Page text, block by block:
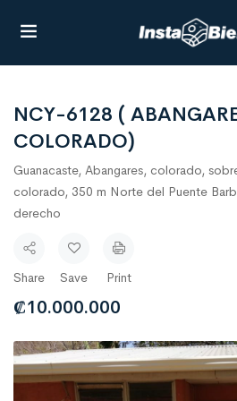
NCY-6128 (
COLORADO)
Guanacaste, Abangares, colorado,
colorado, 350 m Norte del Puente
derecho
Share Save Print
₡10.000.000